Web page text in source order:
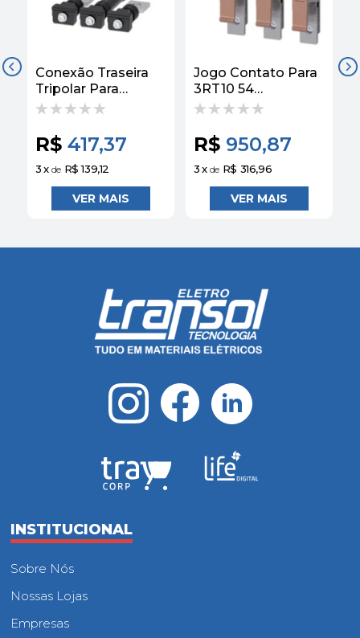
Conexão Traseira
Tripolar Para
Disjuntor 3VA
Siemens
R$ 417,37
3x de R$ 139,12
Jogo Contato Para
3RT10 54
3RT19546A
R$ 950,87
3x de R$ 316,96
INSTITUCIONAL
Sobre Nós
Nossas Lojas
Empresas